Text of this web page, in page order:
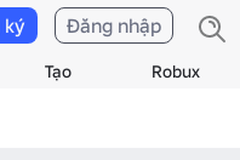
Tạo Robux
ký Đăng nhập